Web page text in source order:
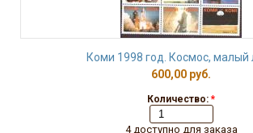
Коми 1998 год. Космос, малый
600,00 руб.
Количество: *
4 доступно для заказа